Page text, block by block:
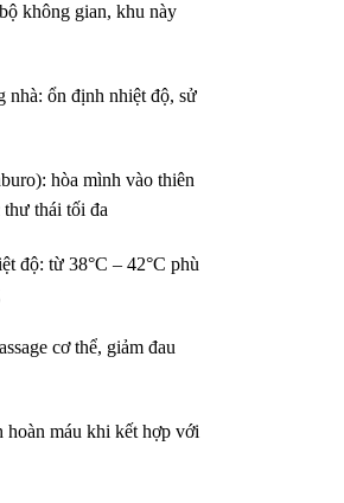
không gian, khu này
nhà: ổn định nhiệt độ, sử
hòa mình vào thiên
thư thái tối đa
độ: từ 38°C – 42°C phù
cơ thể, giảm đau
hoàn máu khi kết hợp với